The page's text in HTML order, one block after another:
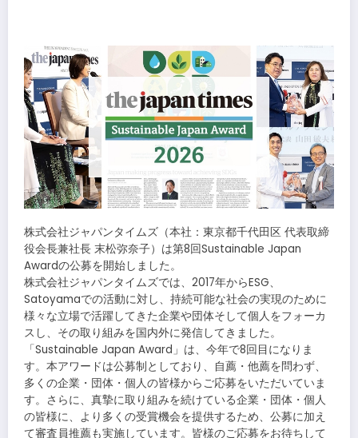
株式会社ジャパンタイムズ（本社：東京都千代⽥区 代表取締
役会⻑兼社⻑ 末松弥奈⼦）は第8回Sustainable Japan
Awardの公募を開始しました。
株式会社ジャパンタイムズでは、2017年からESG、
Satoyamaでの活動に対し、持続可能な社会の実現のために
様々な⽴場で活躍してきた企業や団体そして個⼈をフォーカ
スし、その取り組みを国内外に発信してきました。
「Sustainable Japan Award」は、今年で8回⽬になりま
す。本アワードは公募制としており、自薦・他薦を問わず、
多くの企業・団体・個人の皆様からご応募をいただいていま
す。さらに、真摯に取り組みを続けている企業・団体・個人
の皆様に、より多くの受賞機会を提供するため、公募に加え
て審査員推薦も実施しています。皆様のご応募をお待ちして